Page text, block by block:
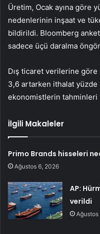
Üretim, Ocak ayına göre
nedenlerinin inşaat ve
bildirildi. Bloomberg
sadece üçü daralma
Dış ticaret verilerine göre
3,6 artarken ithalat
ekonomistlerin tahminleri
İlgili Makaleler
Primo Brands hisseleri
Ağustos 6, 2026
AP:
verildi